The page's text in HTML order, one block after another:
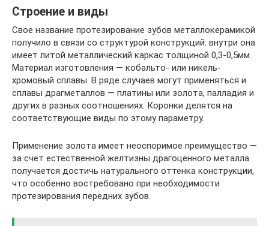
Строение и виды
Свое название протезирование зубов металлокерамикой
получило в связи со структурой конструкций: внутри она
имеет литой металлический каркас толщиной 0,3-0,5мм.
Материал изготовления — кобальто- или никель-
хромовый сплавы. В ряде случаев могут применяться и
сплавы драгметаллов — платины или золота, палладия и
других в разных соотношениях. Коронки делятся на
соответствующие виды по этому параметру.
Применение золота имеет неоспоримое преимущество —
за счет естественной желтизны драгоценного металла
получается достичь натурального оттенка конструкции,
что особенно востребовано при необходимости
протезирования передних зубов.